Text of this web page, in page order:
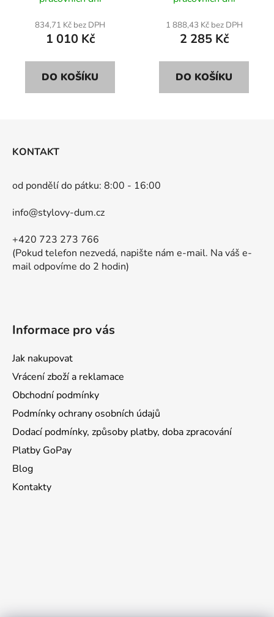
834,71 Kč bez DPH
1 010 Kč
DO KOŠÍKU
1 888,43 Kč bez DPH
2 285 Kč
DO KOŠÍKU
KONTAKT
od pondělí do pátku: 8:00 - 16:00
info@stylovy-dum.cz
+420 723 273 766
(Pokud telefon nezvedá, napište nám e-mail. Na váš e-
mail odpovíme do 2 hodin)
Informace pro vás
Jak nakupovat
Vrácení zboží a reklamace
Obchodní podmínky
Podmínky ochrany osobních údajů
Dodací podmínky, způsoby platby, doba zpracování
Platby GoPay
Blog
Kontakty